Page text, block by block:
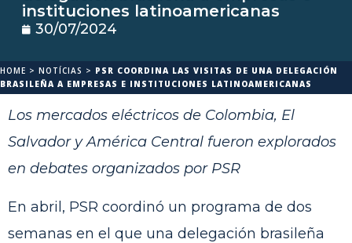
instituciones latinoamericanas
30/07/2024
HOME > NOTÍCIAS > PSR COORDINA LAS VISITAS DE UNA DELEGACIÓN
BRASILEÑA A EMPRESAS E INSTITUCIONES LATINOAMERICANAS
Los mercados eléctricos de Colombia, El
Salvador y América Central fueron explorados
en debates organizados por PSR
En abril, PSR coordinó un programa de dos
semanas en el que una delegación brasileña